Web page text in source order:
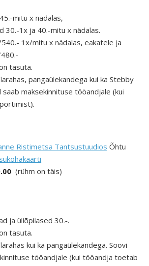
mitu x nädalas,
30.-1x ja 40.-mitu x nädalas.
1x/mitu x nädalas, eakatele ja
tasuta.
pangaülekandega kui ka Stebby
saab maksekinnituse tööandjale (kui
Ristimetsa Tantsustuudios Õhtu
(rühm on täis)
ja üliõpilased 30.-.
tasuta.
kui ka pangaülekandega. Soovi
tööandjale (kui tööandja toetab